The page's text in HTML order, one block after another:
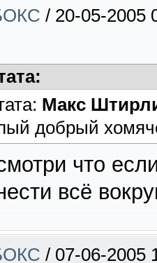
/ 20-05-2005
Макс
добрый
что
всё
/ 07-06-2005